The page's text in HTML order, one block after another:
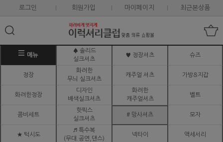
로그인 회원가입 마이페이지 최근본상품
메뉴
♠ 솔리드
실크셔츠
♥ 정장셔츠 슈즈
정장
화려한
무늬 실크셔츠
캐주얼 셔츠 가방&지갑
화려한정장
디자인
배색실크셔츠
화려한
캐주얼셔츠
벨트
콤비세트
핫픽스
실크셔츠
# 망사셔츠 모자
★ 턱시도
♬ 특수복
(무대.공연,댄스)
넥타이 액세서리